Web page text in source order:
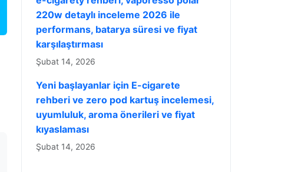
220w detaylı inceleme 2026 ile
performans, batarya süresi ve fiyat
karşılaştırması
Şubat 14, 2026
Yeni başlayanlar için E-cigarete
rehberi ve zero pod kartuş incelemesi,
uyumluluk, aroma önerileri ve fiyat
kıyaslaması
Şubat 14, 2026